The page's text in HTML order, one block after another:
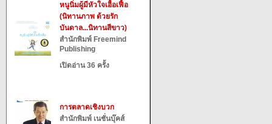
หนูนิ่มผู้มีหัวใจเอื้อเฟื้อ
(นิทานภาพ ด้วยรัก
บันดาล...นิทานสีขาว)
สำนักพิมพ์ Freemind
Publishing
เปิดอ่าน 36 ครั้ง
การตลาดเชิงบวก
สำนักพิมพ์ เนชั่นบุ๊คส์